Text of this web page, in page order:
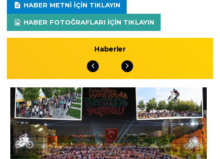
HABER METNI IÇIN TIKLAYIN
HABER FOTOĞRAFLARI IÇIN TIKLAYIN
Haberler